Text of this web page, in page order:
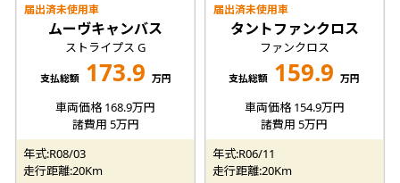
届出済未使用車
ムーヴキャンバス
ストライプス G
支払総額 173.9 万円
車両価格 168.9万円
諸費用 5万円
年式:R08/03
走行距離:20Km
届出済未使用車
タントファンクロス
ファンクロス
支払総額 159.9 万円
車両価格 154.9万円
諸費用 5万円
年式:R06/11
走行距離:20Km